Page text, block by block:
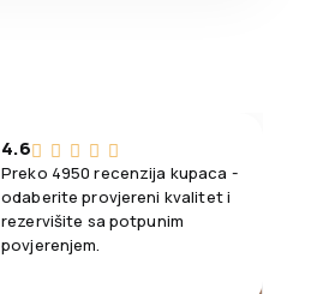
4.6
Preko 4950 recenzija kupaca -
odaberite provjereni kvalitet i
rezervišite sa potpunim
povjerenjem.